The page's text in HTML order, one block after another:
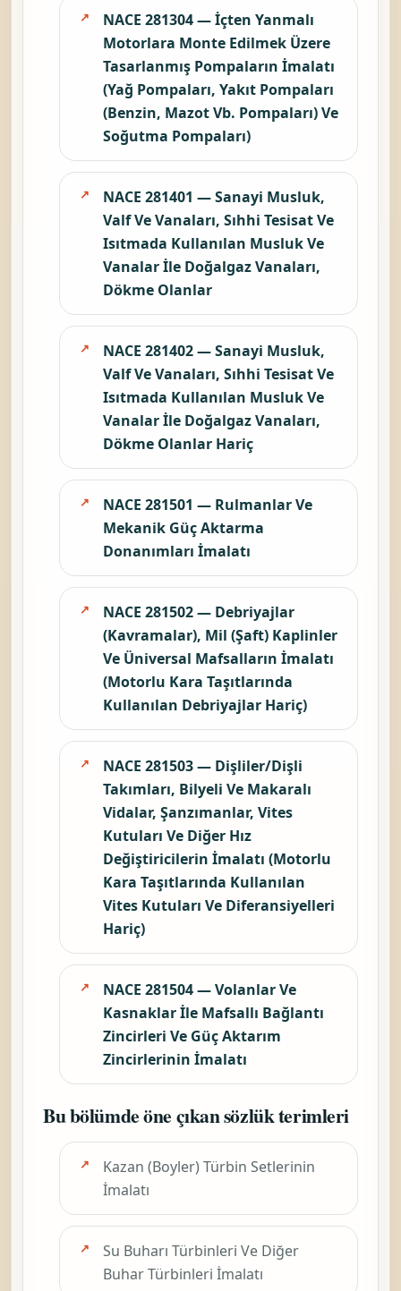
NACE 281304 — İçten Yanmalı
Motorlara Monte Edilmek Üzere
Tasarlanmış Pompaların İmalatı
(Yağ Pompaları, Yakıt Pompaları
(Benzin, Mazot Vb. Pompaları) Ve
Soğutma Pompaları)
NACE 281401 — Sanayi Musluk,
Valf Ve Vanaları, Sıhhi Tesisat Ve
Isıtmada Kullanılan Musluk Ve
Vanalar İle Doğalgaz Vanaları,
Dökme Olanlar
NACE 281402 — Sanayi Musluk,
Valf Ve Vanaları, Sıhhi Tesisat Ve
Isıtmada Kullanılan Musluk Ve
Vanalar İle Doğalgaz Vanaları,
Dökme Olanlar Hariç
NACE 281501 — Rulmanlar Ve
Mekanik Güç Aktarma
Donanımları İmalatı
NACE 281502 — Debriyajlar
(Kavramalar), Mil (Şaft) Kaplinler
Ve Üniversal Mafsalların İmalatı
(Motorlu Kara Taşıtlarında
Kullanılan Debriyajlar Hariç)
NACE 281503 — Dişliler/Dişli
Takımları, Bilyeli Ve Makaralı
Vidalar, Şanzımanlar, Vites
Kutuları Ve Diğer Hız
Değiştiricilerin İmalatı (Motorlu
Kara Taşıtlarında Kullanılan
Vites Kutuları Ve Diferansiyelleri
Hariç)
NACE 281504 — Volanlar Ve
Kasnaklar İle Mafsallı Bağlantı
Zincirleri Ve Güç Aktarım
Zincirlerinin İmalatı
Bu bölümde öne çıkan sözlük terimleri
Kazan (Boyler) Türbin Setlerinin
İmalatı
Su Buharı Türbinleri Ve Diğer
Buhar Türbinleri İmalatı